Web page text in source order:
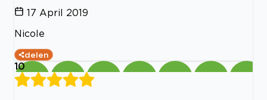
17 April 2019
Nicole
delen
10